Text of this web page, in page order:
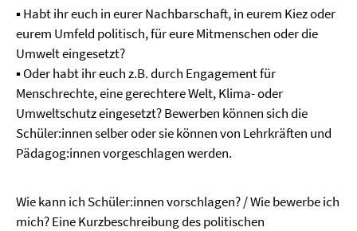
▪ Habt ihr euch in eurer Nachbarschaft, in eurem Kiez oder
eurem Umfeld politisch, für eure Mitmenschen oder die
Umwelt eingesetzt?
▪ Oder habt ihr euch z.B. durch Engagement für
Menschrechte, eine gerechtere Welt, Klima- oder
Umweltschutz eingesetzt? Bewerben können sich die
Schüler:innen selber oder sie können von Lehrkräften und
Pädagog:innen vorgeschlagen werden.
Wie kann ich Schüler:innen vorschlagen? / Wie bewerbe ich
mich? Eine Kurzbeschreibung des politischen